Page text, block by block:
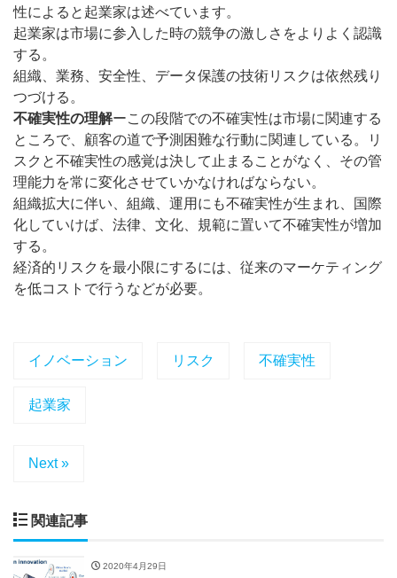
性によると起業家は述べています。
起業家は市場に参入した時の競争の激しさをよりよく認識
する。
組織、業務、安全性、データ保護の技術リスクは依然残り
つづける。
不確実性の理解ーこの段階での不確実性は市場に関連する
ところで、顧客の道で予測困難な行動に関連している。リ
スクと不確実性の感覚は決して止まることがなく、その管
理能力を常に変化させていかなければならない。
組織拡大に伴い、組織、運用にも不確実性が生まれ、国際
化していけば、法律、文化、規範に置いて不確実性が増加
する。
経済的リスクを最小限にするには、従来のマーケティング
を低コストで行うなどが必要。
イノベーション リスク 不確実性
起業家
Next »
関連記事
2020年4月29日